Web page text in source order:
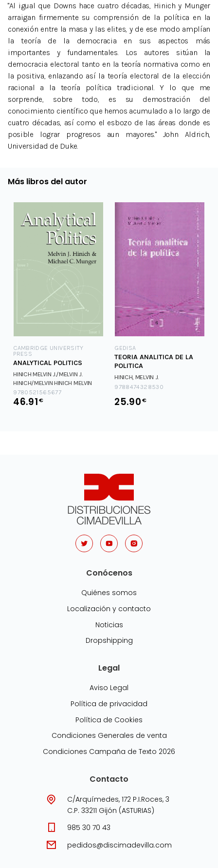
"Al igual que Downs hace cuatro décadas, Hinich y Munger
arraigan firmemente su comprensión de la política en la
conexión entre la masa y las elites, y de ese modo amplían
la teoría de la democracia en sus aspectos más
importantes y fundamentales. Los autores sitúan la
democracia electoral tanto en la teoría normativa como en
la positiva, enlazando así la teoría electoral de la elección
racional a la teoría política tradicional. Y lo que me
sorprende, sobre todo, es su demostración del
conocimiento científico que hemos acumulado a lo largo de
cuatro décadas, así como el esbozo de las áreas donde es
posible lograr progresos aun mayores." John Aldrich,
Universidad de Duke.
Más libros del autor
CAMBRIDGE UNIVERSITY
PRESS
ANALYTICAL POLITICS
HINICH MELVIN J./MELVIN J.
HINICH/MELVIN HINICH MELVIN
J./MELVIN J. HINICH/MELVIN
MELVIN J./MELVIN J.
9780521565677
46.91€
GEDISA
TEORIA ANALITICA DE LA
POLITICA
HINICH, MELVIN J.
9788474328530
25.90€
Conócenos
Quiénes somos
Localización y contacto
Noticias
Dropshipping
Legal
Aviso Legal
Política de privacidad
Política de Cookies
Condiciones Generales de venta
Condiciones Campaña de Texto 2026
Contacto
C/Arquímedes, 172 P.I.Roces, 3
C.P. 33211 Gijón (ASTURIAS)
985 30 70 43
pedidos@discimadevilla.com